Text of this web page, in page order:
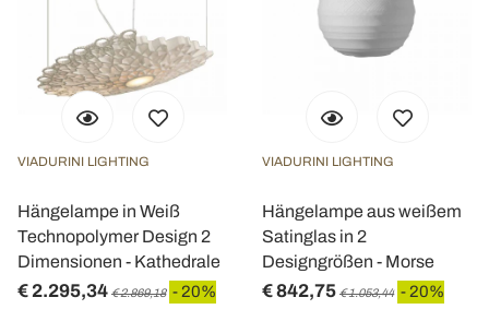
VIADURINI LIGHTING
Hängelampe in Weiß
Technopolymer Design 2
Dimensionen - Kathedrale
€ 2.295,34 € 2.869,18 - 20%
VIADURINI LIGHTING
Hängelampe aus weißem
Satinglas in 2
Designgrößen - Morse
€ 842,75 € 1.053,44 - 20%